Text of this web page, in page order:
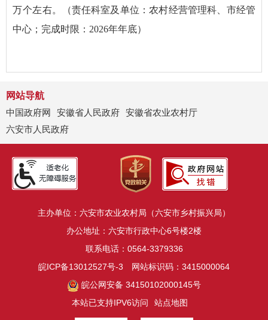
万个左右。
（责任科室及单位：农村经营管理科、市经管
中心；完成时限：2026年年底）
网站导航
中国政府网
安徽省人民政府 安徽省农业农村厅
六安市人民政府
主办单位：六安市农业农村局（六安市乡村振兴局）
办公地址：六安市行政中心6号楼2楼
联系电话：0564-3379336
皖ICP备13012527号-3
网站标识码：3415000064
皖公网安备 34150102000145号
本站已支持IPV6访问
站点地图